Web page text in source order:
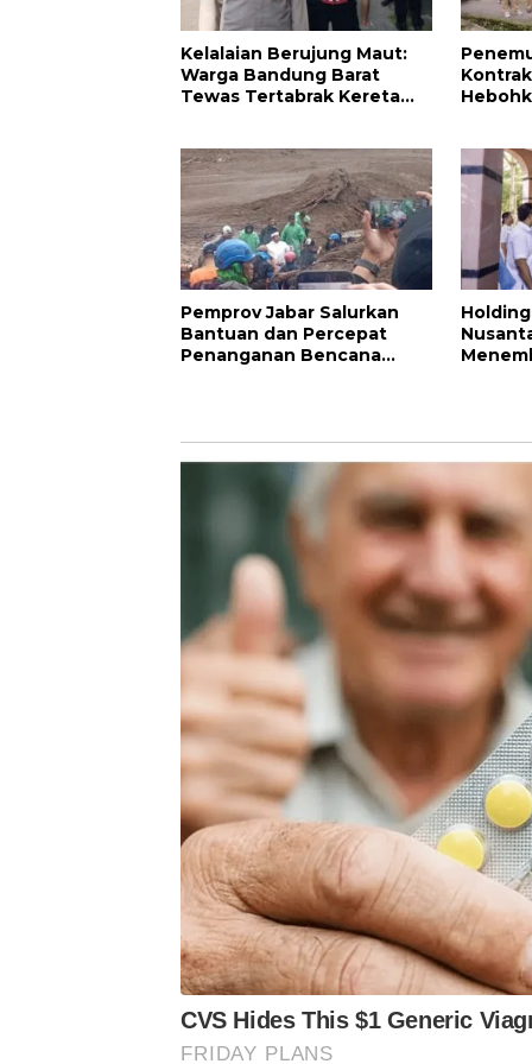
Kelalaian Berujung Maut:
Warga Bandung Barat
Tewas Tertabrak Kereta
Pemprov Jabar Salurkan
Bantuan dan Percepat
Penanganan Bencana